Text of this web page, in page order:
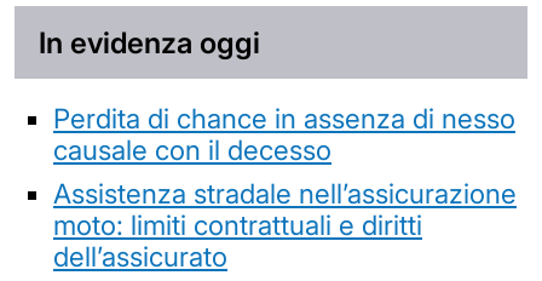
In evidenza oggi
Perdita di chance in assenza di nesso
causale con il decesso
Assistenza stradale nell’assicurazione
moto: limiti contrattuali e diritti
dell’assicurato